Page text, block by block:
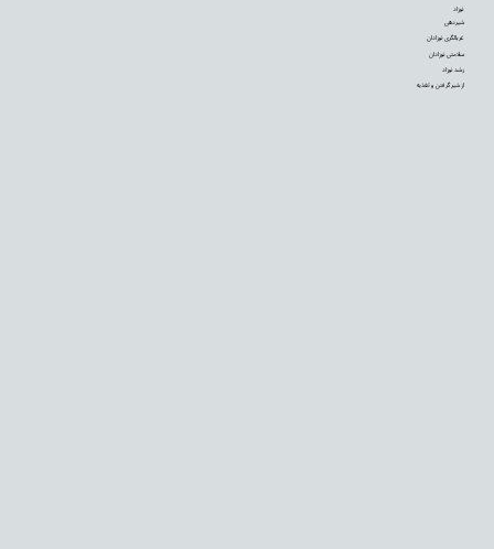
نوزاد
شیردهی
غربالگری نوزادان
سلامتی نوزادان
رشد نوزاد
از شیر گرفتن و تغذیه